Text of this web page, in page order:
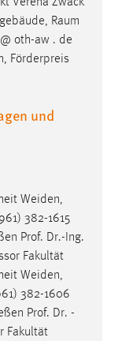
Verena Zwack
Raum
oth-aw . de
Förderpreis
und
Weiden,
382-1615
Prof. Dr.-Ing.
Fakultät
Weiden,
382-1606
Prof. Dr. -
Fakultät